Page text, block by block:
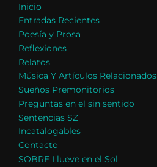
Inicio
Entradas Recientes
Poesía y Prosa
Reflexiones
Relatos
Música Y Artículos Relacionados
Sueños Premonitorios
Preguntas en el sin sentido
Sentencias SZ
Incatalogables
Contacto
SOBRE Llueve en el Sol